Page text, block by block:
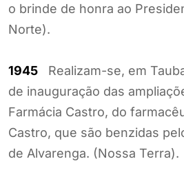
o brinde de honra ao
Norte).
1945 Realizam-se, em
de inauguração das
Farmácia Castro, do
Castro, que são benzidas
de Alvarenga. (Nossa Terra).